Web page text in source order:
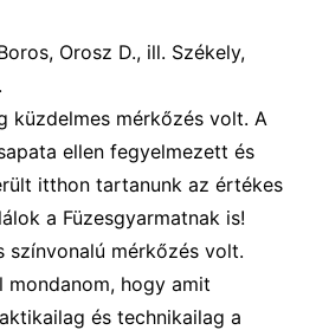
Orosz D., ill. Székely,
küzdelmes mérkőzés volt. A
ellen fegyelmezett és
itthon tartanunk az értékes
a Füzesgyarmatnak is!
színvonalú mérkőzés volt.
mondanom, hogy amit
és technikailag a